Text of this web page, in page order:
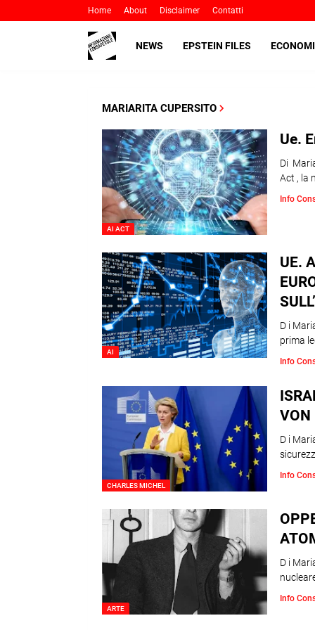
Home About Disclaimer Contatti
NEWS EPSTEIN FILES
MARIARITA CUPERSITO
AI ACT
Ue.
Di
Act , la
Info
AI
UE.
D i
prima
Info
CHARLES MICHEL
VON
D i
Info
ARTE
D i
Info